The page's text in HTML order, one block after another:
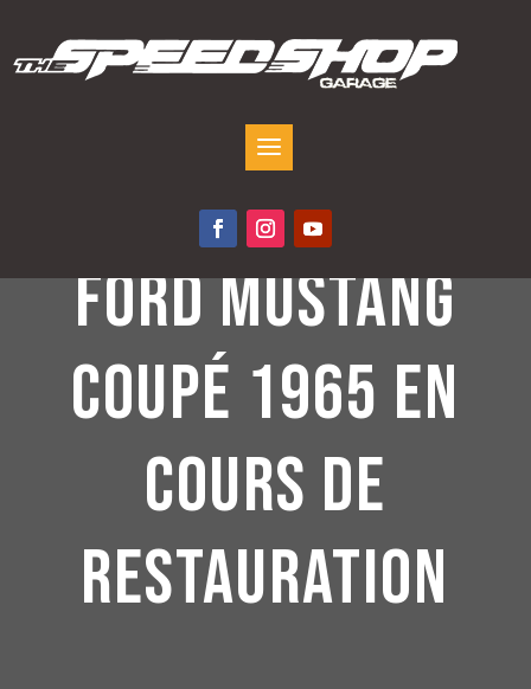
FORD MUSTANG
COUPÉ 1965 EN
COURS DE
RESTAURATION